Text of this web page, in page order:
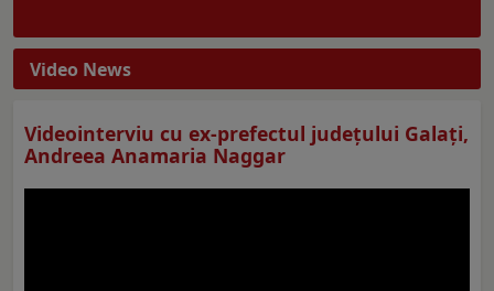
Video News
Videointerviu cu ex-prefectul judeţului Galaţi,
Andreea Anamaria Naggar